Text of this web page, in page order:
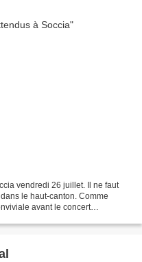
vendredi 26 juillet. Il ne faut
le haut-canton. Comme
avant le concert